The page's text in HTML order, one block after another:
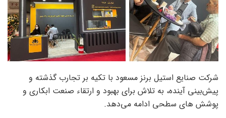
شرکت صنایع استیل برنز مسعود با تکیه بر تجارب گذشته و
پیش‌بینی آینده، به تلاش برای بهبود و ارتقاء صنعت ابکاری و
پوشش های سطحی ادامه می‌دهد.